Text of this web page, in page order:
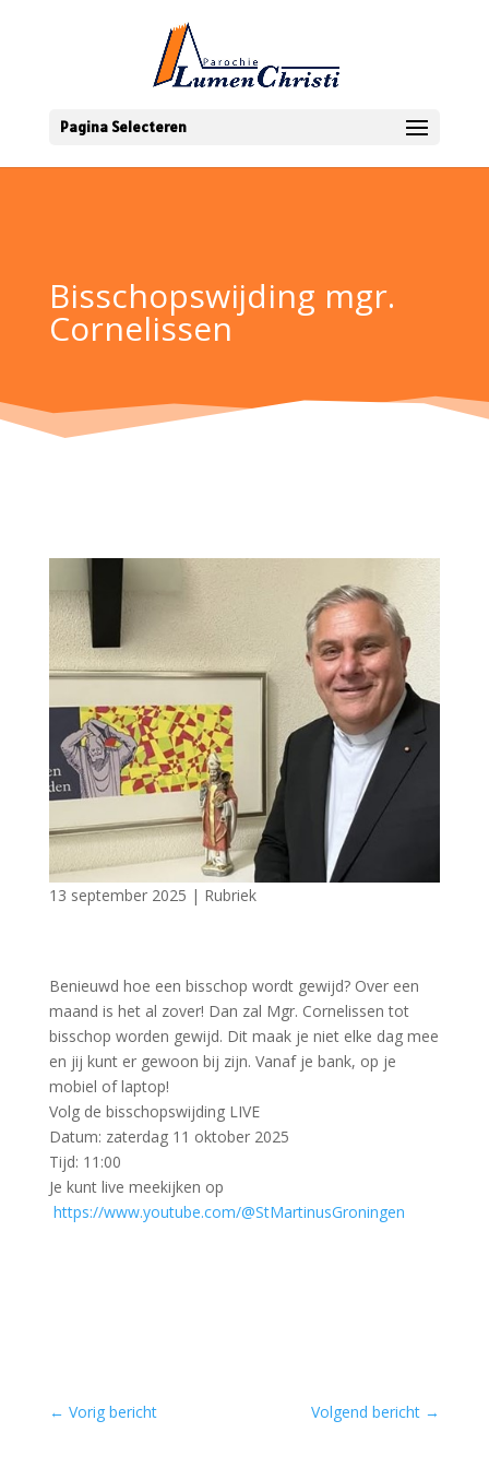
Pagina Selecteren
Bisschopswijding mgr.
Cornelissen
13 september 2025 | Rubriek
Benieuwd hoe een bisschop wordt gewijd? Over een
maand is het al zover! Dan zal Mgr. Cornelissen tot
bisschop worden gewijd. Dit maak je niet elke dag mee
en jij kunt er gewoon bij zijn. Vanaf je bank, op je
mobiel of laptop!
Volg de bisschopswijding LIVE
Datum: zaterdag 11 oktober 2025
Tijd: 11:00
Je kunt live meekijken op
https://www.youtube.com/@StMartinusGroningen
← Vorig bericht Volgend bericht →